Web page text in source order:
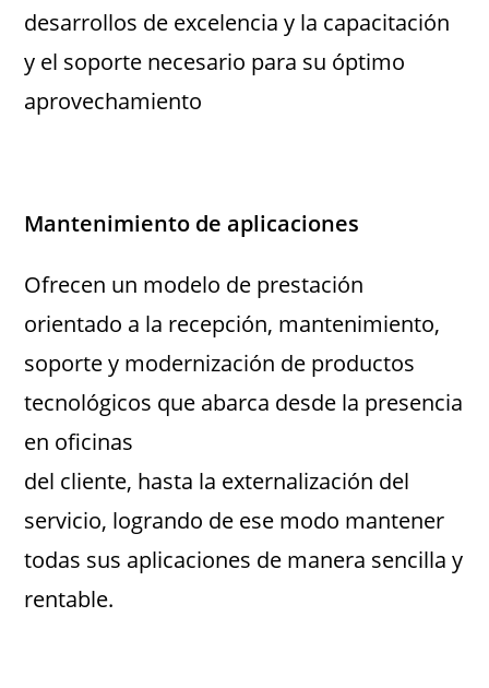
desarrollos de excelencia y la capacitación
y el soporte necesario para su óptimo
aprovechamiento
Mantenimiento de aplicaciones
Ofrecen un modelo de prestación
orientado a la recepción, mantenimiento,
soporte y modernización de productos
tecnológicos que abarca desde la presencia
en oficinas
del cliente, hasta la externalización del
servicio, logrando de ese modo mantener
todas sus aplicaciones de manera sencilla y
rentable.